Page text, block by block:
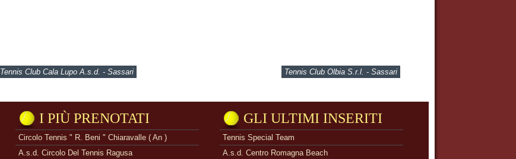
Tennis Club Cala Lupo A.s.d. - Sassari Tennis Club Olbia S.r.l. - Sassari
I PIÙ PRENOTATI
Circolo Tennis " R. Beni " Chiaravalle ( An )
A.s.d. Circolo Del Tennis Ragusa
GLI ULTIMI INSERITI
Tennis Special Team
A.s.d. Centro Romagna Beach